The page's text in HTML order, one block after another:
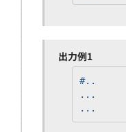
出力例1
#..
...
...